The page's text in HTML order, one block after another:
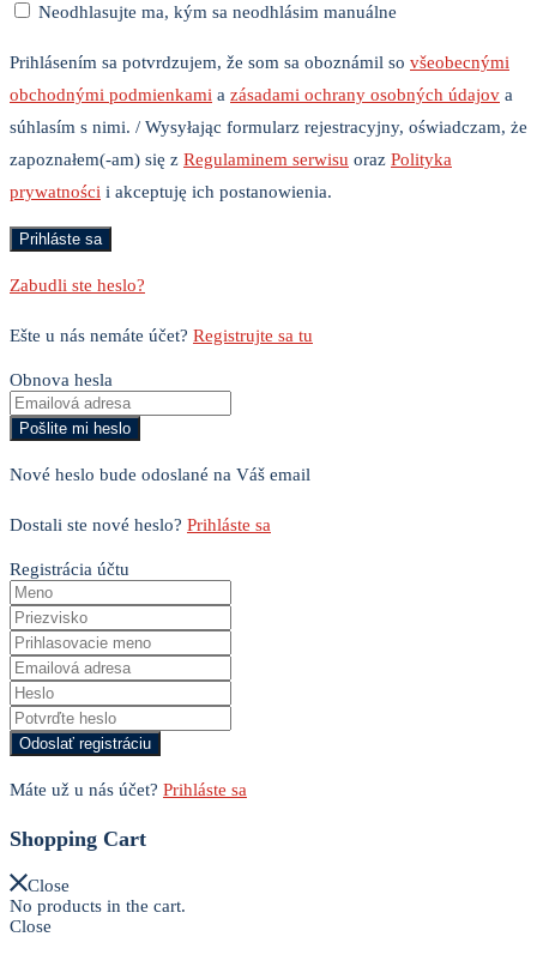
Neodhlasujte ma, kým sa neodhlásim manuálne
Prihlásením sa potvrdzujem, že som sa oboznámil so všeobecnými
obchodnými podmienkami a zásadami ochrany osobných údajov a
súhlasím s nimi. / Wysyłając formularz rejestracyjny, oświadczam, że
zapoznałem(-am) się z Regulaminem serwisu oraz Polityka
prywatności i akceptuję ich postanowienia.
Zabudli ste heslo?
Ešte u nás nemáte účet? Registrujte sa tu
Obnova hesla
Nové heslo bude odoslané na Váš email
Dostali ste nové heslo? Prihláste sa
Registrácia účtu
Máte už u nás účet? Prihláste sa
Shopping Cart
Close
No products in the cart.
Close